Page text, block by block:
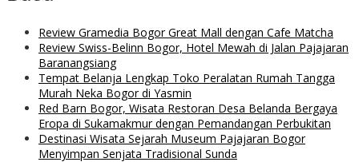
Review Gramedia Bogor Great Mall dengan Cafe Matcha
Review Swiss-Belinn Bogor, Hotel Mewah di Jalan Pajajaran
Baranangsiang
Tempat Belanja Lengkap Toko Peralatan Rumah Tangga
Murah Neka Bogor di Yasmin
Red Barn Bogor, Wisata Restoran Desa Belanda Bergaya
Eropa di Sukamakmur dengan Pemandangan Perbukitan
Destinasi Wisata Sejarah Museum Pajajaran Bogor
Menyimpan Senjata Tradisional Sunda